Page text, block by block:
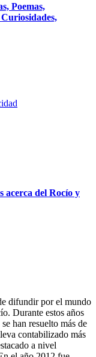
Poemas,
acerca del Rocío y
difundir por el mundo
Durante estos años
han resuelto más de
contabilizado más
a nivel